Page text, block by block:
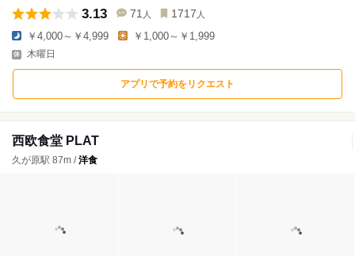
3.13 71 人 1717 人
￥4,000～￥4,999 ￥1,000～￥1,999
木曜日
アプリで予約をリクエスト
西欧食堂 PLAT
久が原駅 87m /洋食